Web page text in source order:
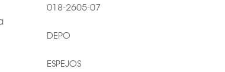
018-2605-07
DEPO
ESPEJOS